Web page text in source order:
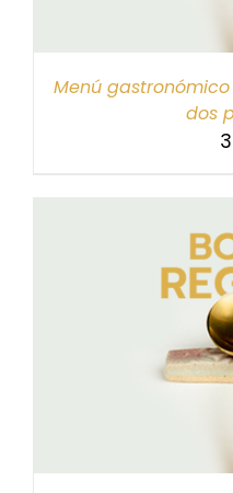
Menú gastronómico
dos